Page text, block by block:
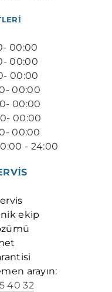
00:00
00:00
00:00
00:00
00:00
00:00
00:00
- 24:00
ekip
arayın:
40 32